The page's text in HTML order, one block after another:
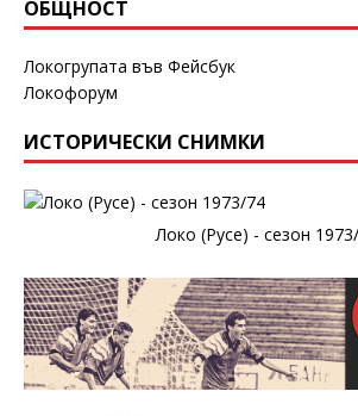
ОБЩНОСТ
Локогрупата във Фейсбук
Локофорум
ИСТОРИЧЕСКИ СНИМКИ
Локо (Русе) - сезон